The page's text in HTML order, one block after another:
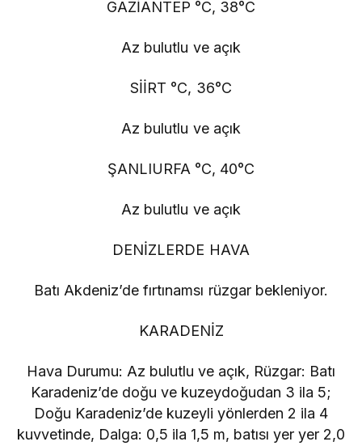
GAZİANTEP °C, 38°C
Az bulutlu ve açık
SİİRT °C, 36°C
Az bulutlu ve açık
ŞANLIURFA °C, 40°C
Az bulutlu ve açık
DENİZLERDE HAVA
Batı Akdeniz’de fırtınamsı rüzgar bekleniyor.
KARADENİZ
Hava Durumu: Az bulutlu ve açık, Rüzgar: Batı
Karadeniz’de doğu ve kuzeydoğudan 3 ila 5;
Doğu Karadeniz’de kuzeyli yönlerden 2 ila 4
kuvvetinde, Dalga: 0,5 ila 1,5 m, batısı yer yer 2,0